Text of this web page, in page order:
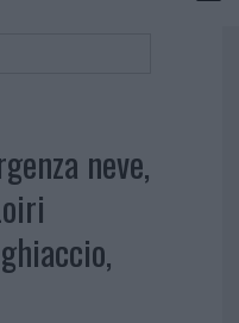
neve,